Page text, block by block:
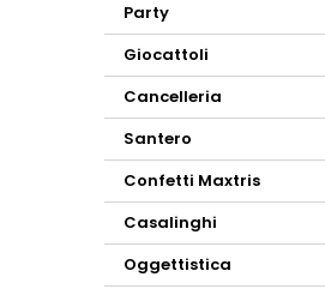
Party
Giocattoli
Cancelleria
Santero
Confetti Maxtris
Casalinghi
Oggettistica